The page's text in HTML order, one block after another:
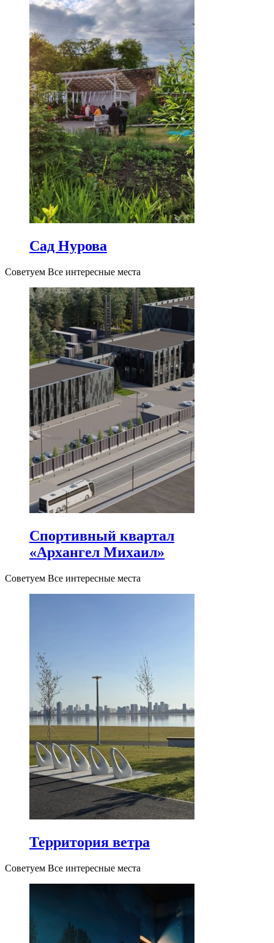
Сад Нурова
Советуем Все интересные места
Спортивный квартал
«Архангел Михаил»
Советуем Все интересные места
Территория ветра
Советуем Все интересные места